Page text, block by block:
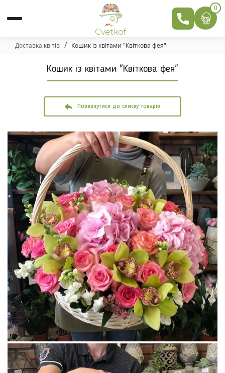
0
Доставка квітів Кошик із квітами "Квіткова фея"
Повернутися до списку товарів
Кошик із квітами "Квіткова фея"